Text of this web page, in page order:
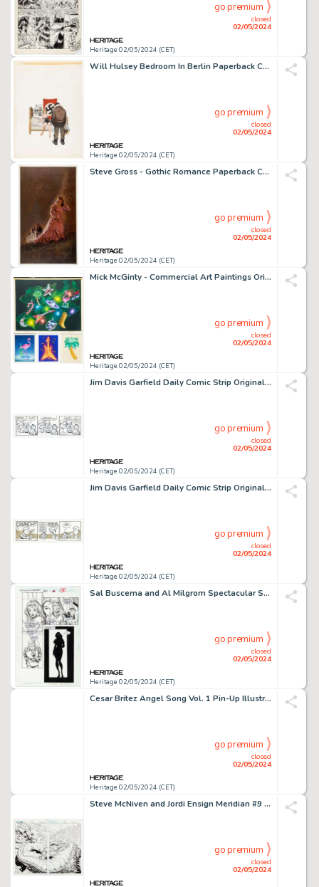
Heritage 02/05/2024 (CET)
closed
02/05/2024
go premium
Will Hulsey Bedroom In Berlin Paperback Cover Painting Original Art (Brandon Books, c. 1970).
Heritage 02/05/2024 (CET)
closed
02/05/2024
go premium
Steve Gross - Gothic Romance Paperback Cover Illustration Original Art (Tower, c. 1970s).
Heritage 02/05/2024 (CET)
closed
02/05/2024
go premium
Mick McGinty - Commercial Art Paintings Original Art Group of 4 (c. 1990s). (Total: 4 Original Art)
Heritage 02/05/2024 (CET)
closed
02/05/2024
go premium
Jim Davis Garfield Daily Comic Strip Original Art dated 3-1-96 (PAWS/Universal Press Syndicate, 1996).
Heritage 02/05/2024 (CET)
closed
02/05/2024
go premium
Jim Davis Garfield Daily Comic Strip Original Art dated 4-29-89 (United Feature Syndicate, 1989).
Heritage 02/05/2024 (CET)
closed
02/05/2024
go premium
Sal Buscema and Al Milgrom Spectacular Spider-Man #231 Page 18 Original Art (Marvel, 1996).
Heritage 02/05/2024 (CET)
closed
02/05/2024
go premium
Cesar Britez Angel Song Vol. 1 Pin-Up Illustration Original Art (SQP, 2006).
Heritage 02/05/2024 (CET)
closed
02/05/2024
go premium
Steve McNiven and Jordi Ensign Meridian #9 Double Splash Pages 2-3 Original Art (CrossGen, 2001). (Total: 2 Original Art)
closed
02/05/2024
go premium